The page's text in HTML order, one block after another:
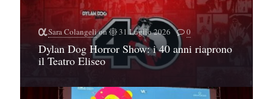
Sara Colangelion 31 Luglio 2026 0
Dylan Dog Horror Show: i 40 anni riaprono
il Teatro Eliseo